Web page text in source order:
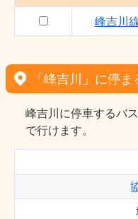
峰吉川
「峰吉川」に停
峰吉川に停車するバ
で行けます。